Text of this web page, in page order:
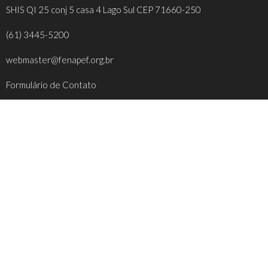
SHIS QI 25 conj 5 casa 4 Lago Sul CEP 71660-250
(61) 3445-5200
webmaster@fenapef.org.br
Formulário de Contato